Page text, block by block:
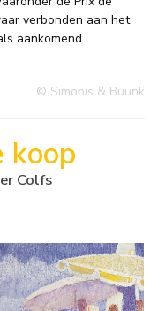
verbonden aan het
aankomend
© Simonis & Buunk
koop
Colfs